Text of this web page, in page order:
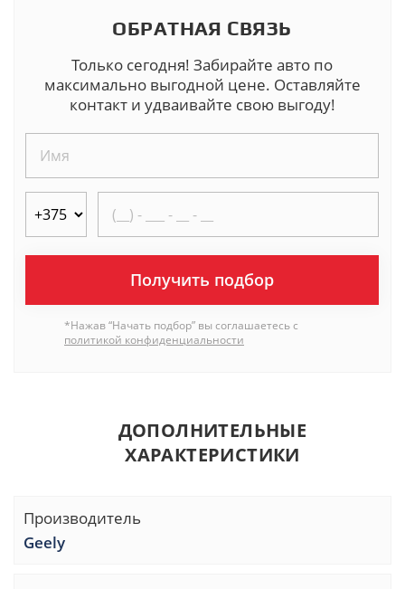
ОБРАТНАЯ СВЯЗЬ
Только сегодня! Забирайте авто по
максимально выгодной цене. Оставляйте
контакт и удваивайте свою выгоду!
Получить подбор
*Нажав “Начать подбор” вы соглашаетесь с
политикой конфиденциальности
ДОПОЛНИТЕЛЬНЫЕ
ХАРАКТЕРИСТИКИ
Производитель
Geely